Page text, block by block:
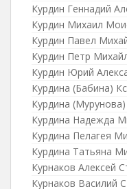
Курдин Геннадий
Курдин Михаил
Курдин Павел
Курдин Петр
Курдин Юрий
Курдина (Бабина)
Курдина
Курдина Надежда
Курдина Пелагея
Курдина Татьяна
Курнаков Алексей
Курнаков Василий